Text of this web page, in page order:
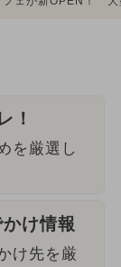
！
を厳選し
かけ情報
け先を厳